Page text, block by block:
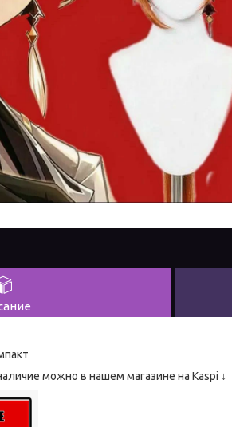
можно в нашем магазине на Kaspi ↓